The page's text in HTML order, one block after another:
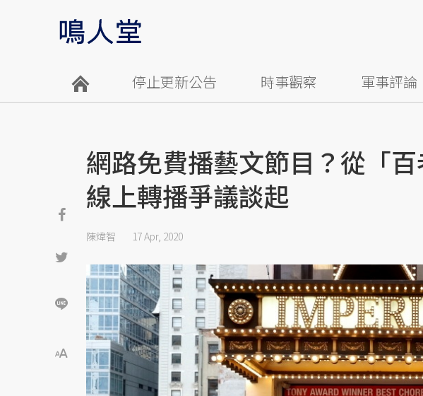
停止更新公告 時事觀察 軍事評論
網路免費播藝文節目？從「百
線上轉播爭議談起
陳煒智 17 Apr, 2020